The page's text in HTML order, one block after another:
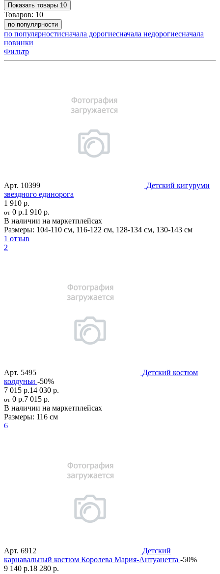
Показать товары 10
Товаров: 10
по популярности
по популярностисначала дорогиесначала недорогиесначала
новинки
Фильтр
Арт. 10399
Детский кигуруми
звездного единорога
1 910 р.
от 0 р.1 910 р.
В наличии на маркетплейсах
Размеры: 104-110 см, 116-122 см, 128-134 см, 130-143 см
1 отзыв
2
Арт. 5495
Детский костюм
колдуньи -50%
7 015 р.14 030 р.
от 0 р.7 015 р.
В наличии на маркетплейсах
Размеры: 116 см
6
Арт. 6912
Детский
карнавальный костюм Королева Мария-Антуанетта -50%
9 140 р.18 280 р.